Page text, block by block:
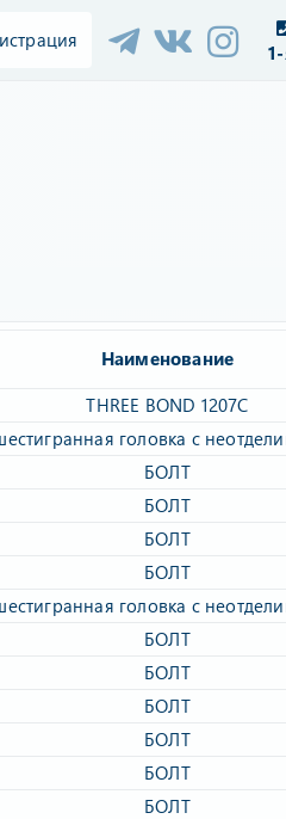
1-
Наименование
THREE BOND 1207C​
головка с
БОЛТ​
БОЛТ​
БОЛТ​
БОЛТ​
головка с
БОЛТ​
БОЛТ​
БОЛТ​
БОЛТ​
БОЛТ​
БОЛТ​